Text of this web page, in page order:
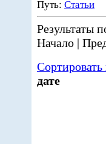
Путь: Статьи
Результаты
Начало |
дате